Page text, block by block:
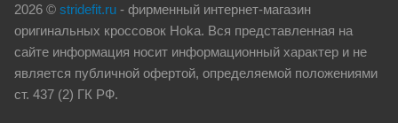
2026 © stridefit.ru - фирменный интернет-магазин
оригинальных кроссовок Hoka. Вся представленная на
сайте информация носит информационный характер и не
является публичной офертой, определяемой положениями
ст. 437 (2) ГК РФ.